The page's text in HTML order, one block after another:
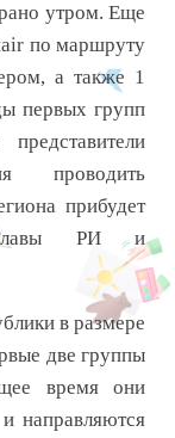
утром. Еще
по маршруту
а также 1
первых групп
проводить
прибудет
Главы РИ и
в размере
две группы
время они
направляются